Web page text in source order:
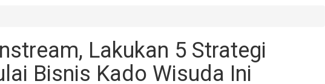
Lakukan 5 Strategi
Bisnis Kado Wisuda Ini